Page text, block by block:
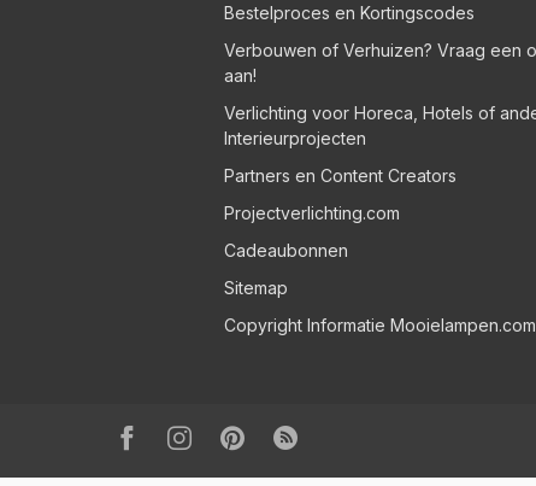
Bestelproces en Kortingscodes
Verbouwen of Verhuizen? Vraag een
aan!
Verlichting voor Horeca, Hotels of
Interieurprojecten
Partners en Content Creators
Projectverlichting.com
Cadeaubonnen
Sitemap
Copyright Informatie Mooielampen.com